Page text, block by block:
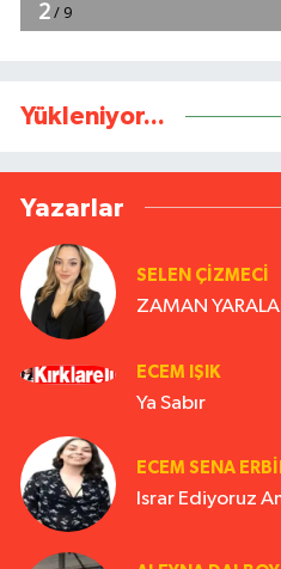
Yükleniyor...
Yazarlar
SELEN ÇİZMECİ
ZAMAN
ECEM IŞIK
Ya Sabır
ECEM SENA
Israr Ediyoruz